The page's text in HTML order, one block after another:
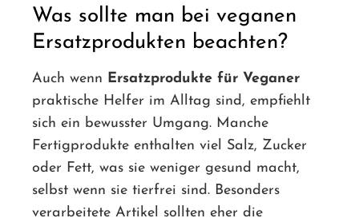
Was sollte man bei veganen
Ersatzprodukten beachten?
Auch wenn Ersatzprodukte für Veganer
praktische Helfer im Alltag sind, empfiehlt
sich ein bewusster Umgang. Manche
Fertigprodukte enthalten viel Salz, Zucker
oder Fett, was sie weniger gesund macht,
selbst wenn sie tierfrei sind. Besonders
verarbeitete Artikel sollten eher die